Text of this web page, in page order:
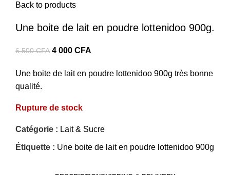
Back to products
Une boite de lait en poudre lottenidoo 900g.
6 500CFA Le
initial
4 000 CFA
actuel
Une boite de lait en poudre lottenidoo 900g très bonne
qualité.
Rupture de stock
Catégorie : Lait & Sucre
Étiquette : Une boite de lait en poudre lottenidoo 900g